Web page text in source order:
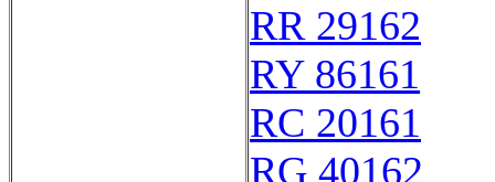
RR 29162
RY 86161
RC 20161
RG 40162